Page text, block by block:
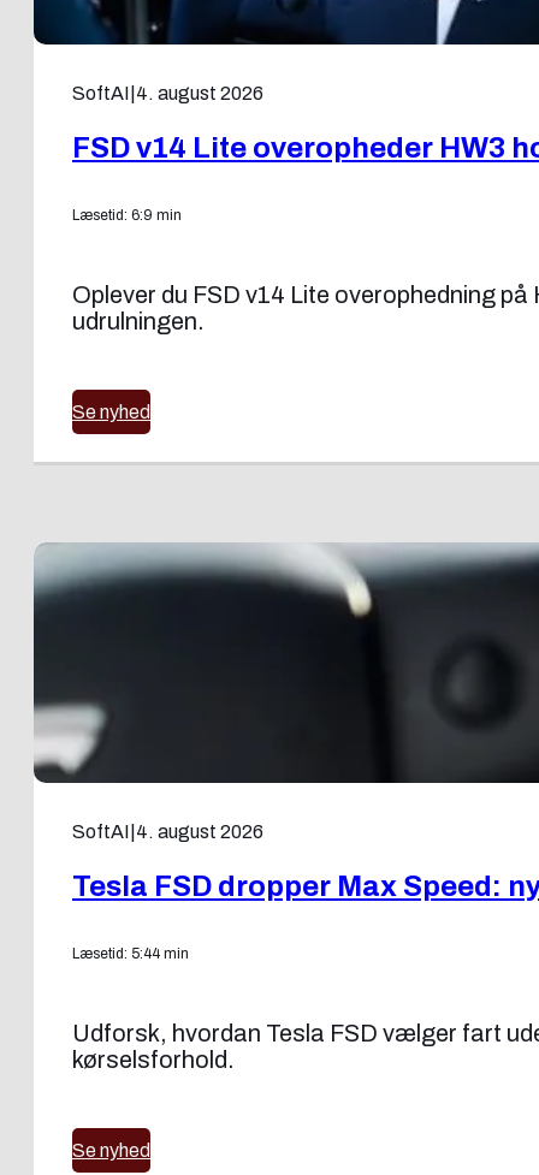
SoftAI 4. august 2026
FSD v14 Lite overopheder HW3
Læsetid: 6:9 min
Oplever du FSD v14 Lite overophedning
udrulningen.
Se nyhed
SoftAI 4. august 2026
Tesla FSD dropper Max Speed:
Læsetid: 5:44 min
Udforsk, hvordan Tesla FSD vælger fart
kørselsforhold.
Se nyhed